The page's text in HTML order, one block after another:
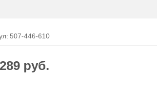
507-446-610
руб.